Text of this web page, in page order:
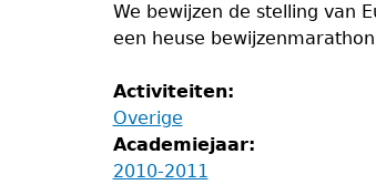
We bewijzen de stelling van
een heuse
Activiteiten:
Overige
Academiejaar:
2010-2011